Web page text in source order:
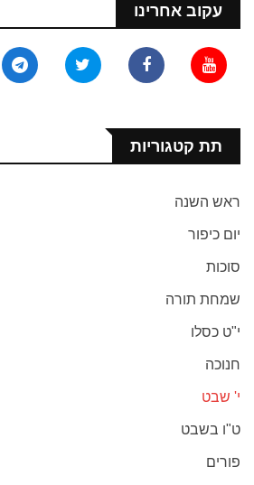
עקוב אחרינו
תת קטגוריות
ראש השנה
יום כיפור
סוכות
שמחת תורה
י"ט כסלו
חנוכה
י' שבט
ט"ו בשבט
פורים